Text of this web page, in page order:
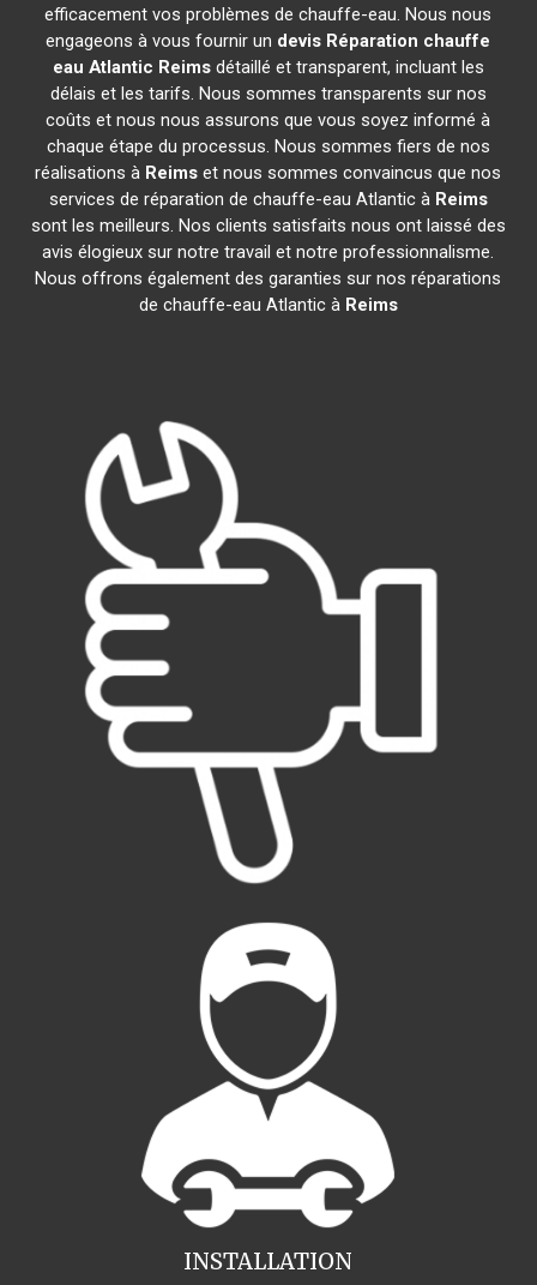
efficacement vos problèmes de chauffe-eau. Nous nous
engageons à vous fournir un devis Réparation chauffe
eau Atlantic Reimsdétaillé et transparent, incluant les
délais et les tarifs. Nous sommes transparents sur nos
coûts et nous nous assurons que vous soyez informé à
chaque étape du processus. Nous sommes fiers de nos
réalisations à Reims et nous sommes convaincus que nos
services de réparation de chauffe-eau Atlantic à Reims
sont les meilleurs. Nos clients satisfaits nous ont laissé des
avis élogieux sur notre travail et notre professionnalisme.
Nous offrons également des garanties sur nos réparations
de chauffe-eau Atlantic à Reims
INSTALLATION